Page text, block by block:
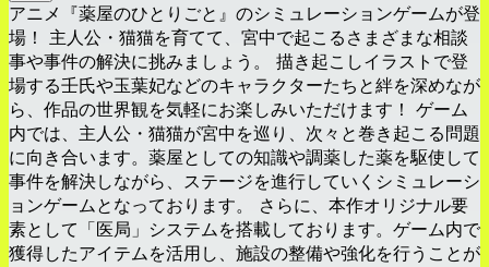
アニメ『薬屋のひとりごと』のシミュレーションゲームが登
場！ 主人公・猫猫を育てて、宮中で起こるさまざまな相談
事や事件の解決に挑みましょう。 描き起こしイラストで登
場する壬氏や玉葉妃などのキャラクターたちと絆を深めなが
ら、作品の世界観を気軽にお楽しみいただけます！ ゲーム
内では、主人公・猫猫が宮中を巡り、次々と巻き起こる問題
に向き合います。薬屋としての知識や調薬した薬を駆使して
事件を解決しながら、ステージを進行していくシミュレーシ
ョンゲームとなっております。 さらに、本作オリジナル要
素として「医局」システムを搭載しております。ゲーム内で
獲得したアイテムを活用し、施設の整備や強化を行うことが